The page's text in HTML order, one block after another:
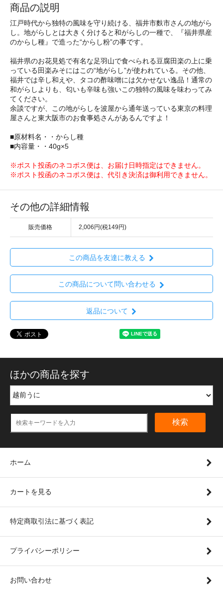
商品の説明
江戸時代から独特の風味を守り続ける、福井市麩市さんの地がら
し。地がらしとは大きく分けると和がらしの一種で、『福井県産
のからし種』で造った“からし粉”の事です。
福井県のお花見処で有名な足羽山で食べられる豆腐田楽の上に乗
っている田楽みそにはこの“地がらし”が使われている。その他、
福井では辛し和えや、タコの酢味噌には欠かせない逸品！通常の
和がらしよりも、匂いも辛味も強いこの独特の風味を味わってみ
てください。
余談ですが、この地がらしを波屋から通年送っている東京の料理
屋さんと東大阪市のお食事処さんがあるんですよ！
■原材料名・・からし種
■内容量・・40g×5
※ポスト投函のネコポス便は、お届け日時指定はできません。
※ポスト投函のネコポス便は、代引き決済は御利用できません。
その他の詳細情報
販売価格 2,006円(税149円)
この商品を友達に教える
この商品について問い合わせる
返品について
ほかの商品を探す
検索
ホーム
カートを見る
特定商取引法に基づく表記
プライバシーポリシー
お問い合わせ